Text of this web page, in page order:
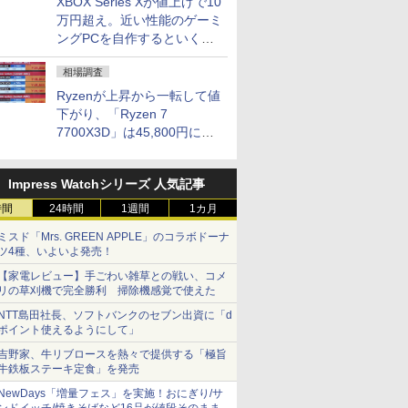
万円超え。近い性能のゲーミ
ングPCを自作するといくら
になる？
相場調査
Ryzenが上昇から一転して値
下がり、「Ryzen 7
7700X3D」は45,800円に急
との価格逆転解消 [8月前半の
CPU価格]
Impress Watchシリーズ 人気記事
24時間 1週間 1カ月
スド「Mrs. GREEN APPLE」のコラボドーナ
4種、いよいよ発売！
家電レビュー】手ごわい雑草との戦い、コメ
の草刈機で完全勝利 掃除機感覚で使えた
島田社長、ソフトバンクのセブン出資に「d
イント使えるようにして」
野家、牛リブロースを熱々で提供する「極旨
鉄板ステーキ定食」を発売
「増量フェス」を実施！おにぎり/サ